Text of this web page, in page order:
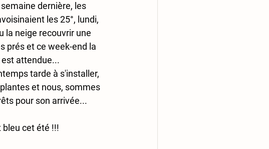
dernière, les
les 25°, lundi,
la neige recouvrir une
prés et ce week-end la
est attendue...
tarde à s'installer,
et nous, sommes
pour son arrivée...
bleu cet été !!!